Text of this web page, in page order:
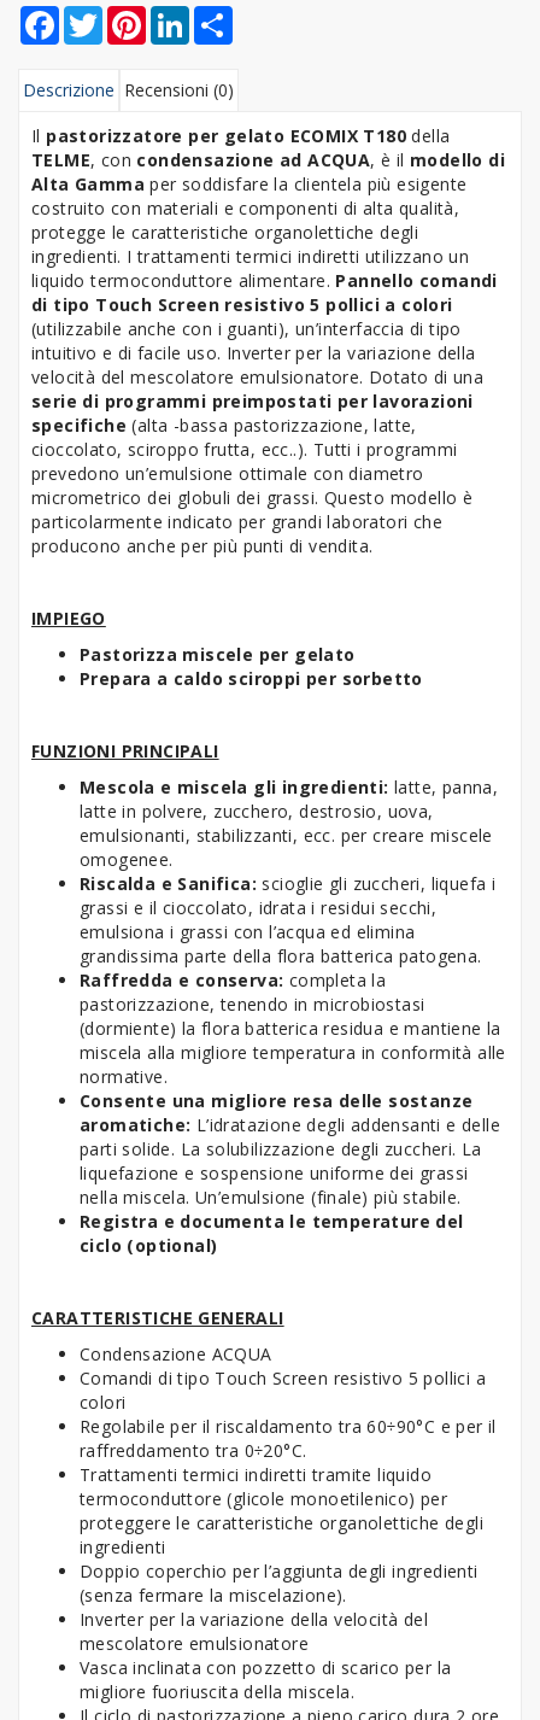
Facebook
TwitterPinterestLinkedIn
Descrizione Recensioni (0)
Il pastorizzatore per gelato ECOMIX T180 della
TELME, con condensazione ad ACQUA, è il modello di
Alta Gammaper soddisfare la clientela più esigente
costruito con materiali e componenti di alta qualità,
protegge le caratteristiche organolettiche degli
ingredienti. I trattamenti termici indiretti utilizzano un
liquido termoconduttore alimentare. Pannello comandi
di tipo Touch Screen resistivo 5 pollici a colori
(utilizzabile anche con i guanti), un’interfaccia di tipo
intuitivo e di facile uso. Inverter per la variazione della
velocità del mescolatore emulsionatore. Dotato di una
serie di programmi preimpostati per lavorazioni
specifiche (alta -bassa pastorizzazione, latte,
cioccolato, sciroppo frutta, ecc..). Tutti i programmi
prevedono un’emulsione ottimale con diametro
micrometrico dei globuli dei grassi. Questo modello è
particolarmente indicato per grandi laboratori che
producono anche per più punti di vendita.
IMPIEGO
Pastorizza miscele per gelato
Prepara a caldo sciroppi per sorbetto
FUNZIONI PRINCIPALI
Mescola e miscela gli ingredienti: latte, panna,
latte in polvere, zucchero, destrosio, uova,
emulsionanti, stabilizzanti, ecc. per creare miscele
omogenee.
Riscalda e Sanifica: scioglie gli zuccheri, liquefa i
grassi e il cioccolato, idrata i residui secchi,
emulsiona i grassi con l’acqua ed elimina
grandissima parte della flora batterica patogena.
Raffredda e conserva: completa la
pastorizzazione, tenendo in microbiostasi
(dormiente) la flora batterica residua e mantiene la
miscela alla migliore temperatura in conformità alle
normative.
Consente una migliore resa delle sostanze
aromatiche: L’idratazione degli addensanti e delle
parti solide. La solubilizzazione degli zuccheri. La
liquefazione e sospensione uniforme dei grassi
nella miscela. Un’emulsione (finale) più stabile.
Registra e documenta le temperature del
ciclo (optional)
CARATTERISTICHE GENERALI
Condensazione ACQUA
Comandi di tipo Touch Screen resistivo 5 pollici a
colori
Regolabile per il riscaldamento tra 60÷90°C e per il
raffreddamento tra 0÷20°C.
Trattamenti termici indiretti tramite liquido
termoconduttore (glicole monoetilenico) per
proteggere le caratteristiche organolettiche degli
ingredienti
Doppio coperchio per l’aggiunta degli ingredienti
(senza fermare la miscelazione).
Inverter per la variazione della velocità del
mescolatore emulsionatore
Vasca inclinata con pozzetto di scarico per la
migliore fuoriuscita della miscela.
Il ciclo di pastorizzazione a pieno carico dura 2 ore.